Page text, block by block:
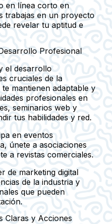
en línea corto en
trabajas en un proyecto
revelar tu aptitud e
Profesional
el desarrollo
cruciales de la
mantienen adaptable y
profesionales en
seminarios web y
tus habilidades y red.
en eventos
únete a asociaciones
a revistas comerciales.
de marketing digital
de la industria y
que pueden
Claras y Acciones